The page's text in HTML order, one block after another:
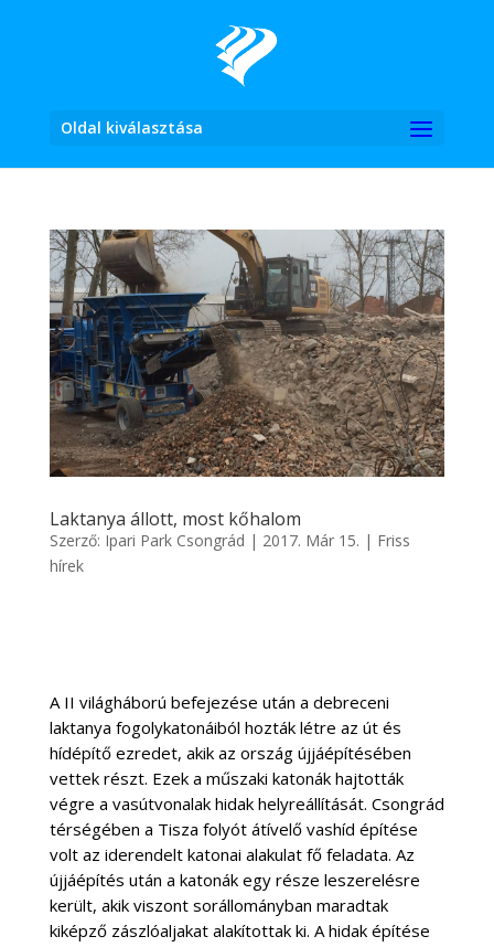
Oldal kiválasztása
Laktanya állott, most kőhalom
Szerző: Ipari Park Csongrád | 2017. Már 15. | Friss
hírek
A II világháború befejezése után a debreceni
laktanya fogolykatonáiból hozták létre az út és
hídépítő ezredet, akik az ország újjáépítésében
vettek részt. Ezek a műszaki katonák hajtották
végre a vasútvonalak hidak helyreállítását. Csongrád
térségében a Tisza folyót átívelő vashíd építése
volt az iderendelt katonai alakulat fő feladata. Az
újjáépítés után a katonák egy része leszerelésre
került, akik viszont sorállományban maradtak
kiképző zászlóaljakat alakítottak ki. A hidak építése